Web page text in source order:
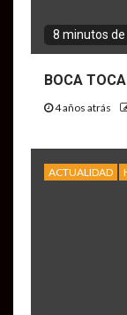
8 minutos
BOCA
4 años atrás
ACTUALIDAD